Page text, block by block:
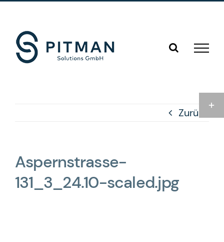
springen
Zurück
Aspernstrasse-
131_3_24.10-scaled.jpg